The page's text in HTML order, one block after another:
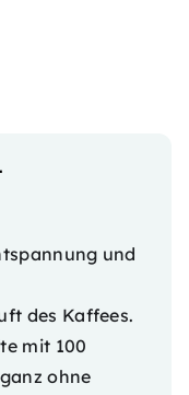
und
des Kaffees.
mit 100
ohne